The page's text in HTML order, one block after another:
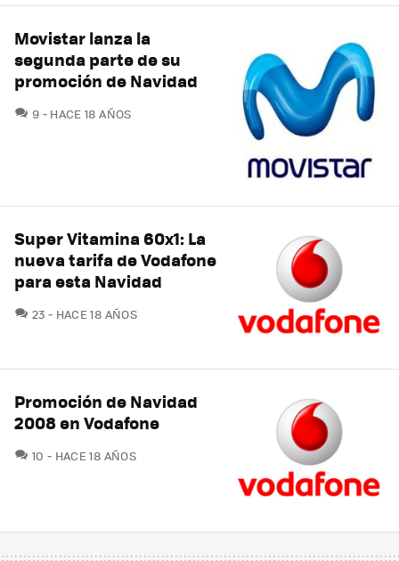
Movistar lanza la
segunda parte de su
promoción de Navidad
9 COMENTARIOS
HACE 18 AÑOS
Super Vitamina 60x1: La
nueva tarifa de Vodafone
para esta Navidad
23 COMENTARIOS
HACE 18 AÑOS
Promoción de Navidad
2008 en Vodafone
10 COMENTARIOS
HACE 18 AÑOS